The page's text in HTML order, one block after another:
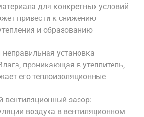
для конкретных условий
привести к снижению
и образованию
неправильная установка
проникающая в утеплитель‚
его теплоизоляционные
вентиляционный зазор:
воздуха в вентиляционном